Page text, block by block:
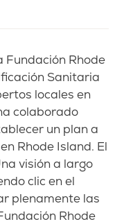
Sanitaria
locales en
colaborado
un plan a
Rhode Island. El
visión a largo
clic en el
plenamente las
Rhode